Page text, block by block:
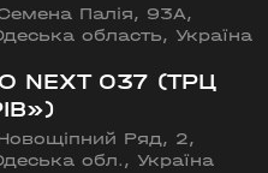
ШЛЯХ»)
Палія, 93А,
область, Україна
NEXT 037 (ТРЦ
Ряд, 2,
обл., Україна